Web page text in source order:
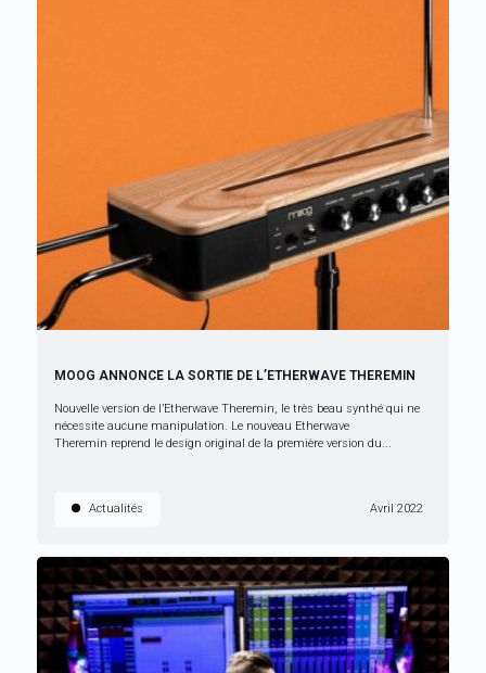
MOOG ANNONCE LA SORTIE DE L’ETHERWAVE THEREMIN
Nouvelle version de l’Etherwave Theremin, le très beau synthé qui ne
nécessite aucune manipulation. Le nouveau Etherwave
Theremin reprend le design original de la première version du...
Actualités Avril 2022